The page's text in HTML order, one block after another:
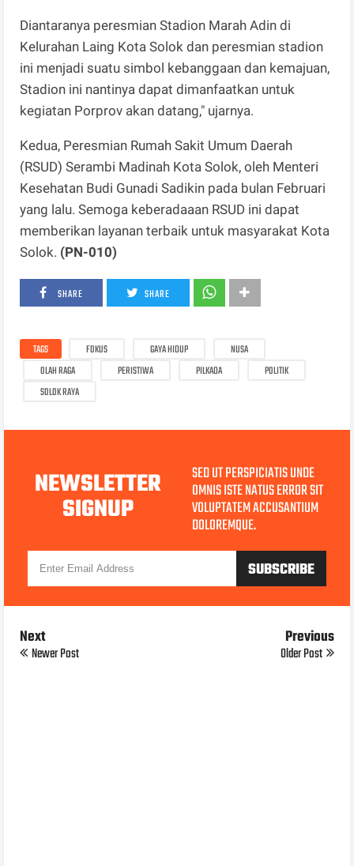
Diantaranya peresmian Stadion Marah Adin di
Kelurahan Laing Kota Solok dan peresmian stadion
ini menjadi suatu simbol kebanggaan dan kemajuan,
Stadion ini nantinya dapat dimanfaatkan untuk
kegiatan Porprov akan datang," ujarnya.
Kedua, Peresmian Rumah Sakit Umum Daerah
(RSUD) Serambi Madinah Kota Solok, oleh Menteri
Kesehatan Budi Gunadi Sadikin pada bulan Februari
yang lalu. Semoga keberadaaan RSUD ini dapat
memberikan layanan terbaik untuk masyarakat Kota
Solok. (PN-010)
SHARE SHARE
TAGS FOKUS GAYA HIDUP
NUSA
OLAH RAGA
PERISTIWA PILKADA
POLITIK
SOLOK RAYA
NEWSLETTER
SIGNUP
SED UT PERSPICIATIS UNDE
OMNIS ISTE NATUS ERROR SIT
VOLUPTATEM ACCUSANTIUM
DOLOREMQUE.
Next
Newer Post
Previous
Older Post